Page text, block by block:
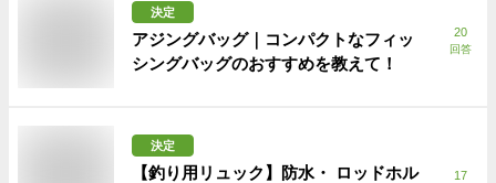
決定
アジングバッグ｜コンパクトなフィッ
シングバッグのおすすめを教えて！
20
回答
決定
【釣り用リュック】防水・ ロッドホル
17